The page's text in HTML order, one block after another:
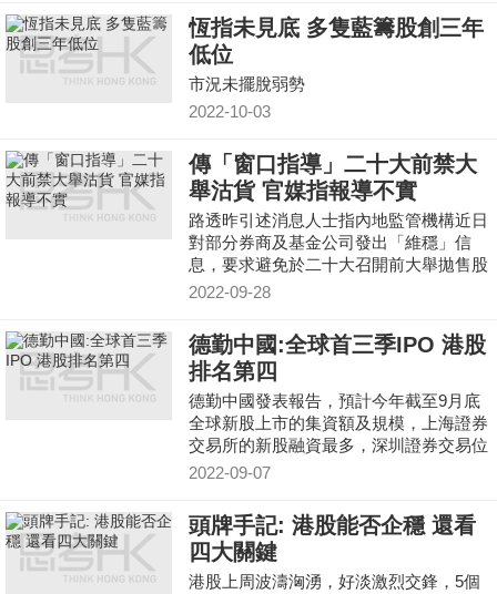
恆指未見底 多隻藍籌股創三年
低位
市況未擺脫弱勢
2022-10-03
傳「窗口指導」二十大前禁大
舉沽貨 官媒指報導不實
路透昨引述消息人士指內地監管機構近日
對部分券商及基金公司發出「維穩」信
息，要求避免於二十大召開前大舉拋售股
票。《中國證券報》引述接近監管部門人
2022-09-28
德勤中國:全球首三季IPO 港股
排名第四
德勤中國發表報告，預計今年截至9月底
全球新股上市的集資額及規模，上海證券
交易所的新股融資最多，深圳證券交易位
列第二，韓國交易所排名第三，香港排名
2022-09-07
頭牌手記: 港股能否企穩 還看
四大關鍵
港股上周波濤洶湧，好淡激烈交鋒，5個